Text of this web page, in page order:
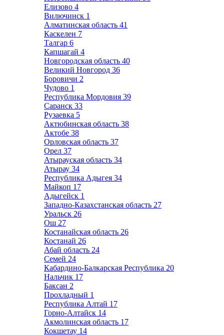
Елизово 4
Вилючинск 1
Алматинская область 41
Каскелен 7
Талгар 6
Капшагай 4
Новгородская область 40
Великий Новгород 36
Боровичи 2
Чудово 1
Республика Мордовия 39
Саранск 33
Рузаевка 5
Актюбинская область 38
Актобе 38
Орловская область 37
Орел 37
Атырауская область 34
Атырау 34
Республика Адыгея 34
Майкоп 17
Адыгейск 1
Западно-Казахстанская область 27
Уральск 26
Ош 27
Костанайская область 26
Костанай 26
Абай область 24
Семей 24
Кабардино-Балкарская Республика 20
Нальчик 17
Баксан 2
Прохладный 1
Республика Алтай 17
Горно-Алтайск 14
Акмолинская область 17
Кокшетау 14